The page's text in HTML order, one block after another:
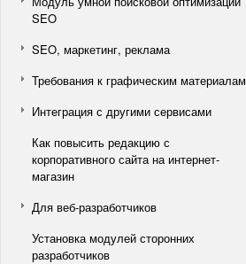
SEO
SEO, маркетинг, реклама
Требования к графическим материалам
Интеграция с другими сервисами
Как повысить редакцию с
корпоративного сайта на интернет-
магазин
Для веб-разработчиков
Установка модулей сторонних
разработчиков